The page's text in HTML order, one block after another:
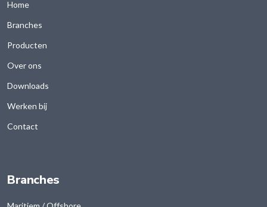
Home
Branches
Producten
Over ons
Downloads
Werken bij
Contact
Branches